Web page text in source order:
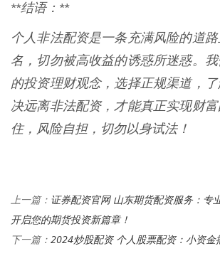
**结语：**
个人非法配资是一条充满风险的道
名，切勿被高收益的诱惑所迷惑。
的投资理财观念，选择正规渠道，
决远离非法配资，才能真正实现财
住，风险自担，切勿以身试法！
上一篇： 证券配资官网 山东期货配资服务：专
开启您的期货投资新篇章！
下一篇： 2024炒股配资 个人股票配资：小资金